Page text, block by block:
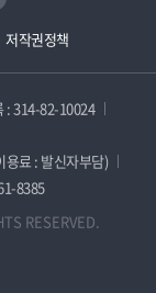
저작권정책
: 314-82-10024
용료 : 발신자부담)
8385
RESERVED.